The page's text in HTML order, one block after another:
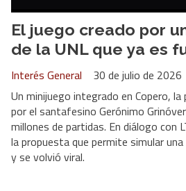
El juego creado por
de la UNL que ya es
Interés General
30 de julio de 2026
Un minijuego integrado en Copero,
por el santafesino Gerónimo
millones de partidas. En diálogo con
la propuesta que permite simular
y se volvió viral.